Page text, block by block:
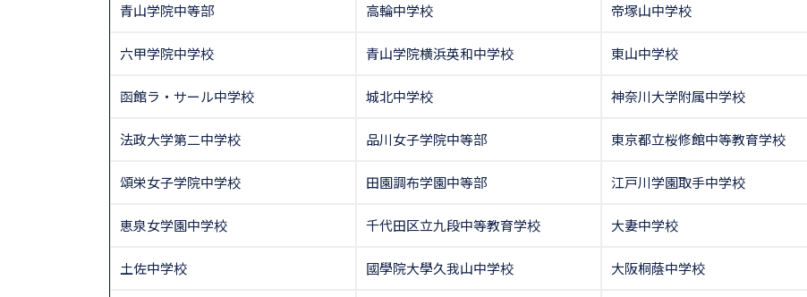
青山学院中等部 高輪中学校 帝塚山中学校
六甲学院中学校 青山学院横浜英和中学校 東山中学校
函館ラ・サール中学校 城北中学校 神奈川大学附属中学校
法政大学第二中学校 品川女子学院中等部 東京都立桜修館中等教育学校
頌栄女子学院中学校 田園調布学園中等部 江戸川学園取手中学校
恵泉女学園中学校 千代田区立九段中等教育学校 大妻中学校
土佐中学校 國學院大學久我山中学校 大阪桐蔭中学校